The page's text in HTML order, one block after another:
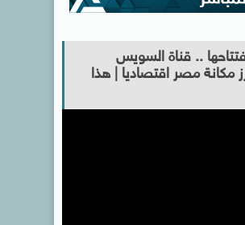
.. قناة السويس
مكانة مصر اقتصاديا | هذا